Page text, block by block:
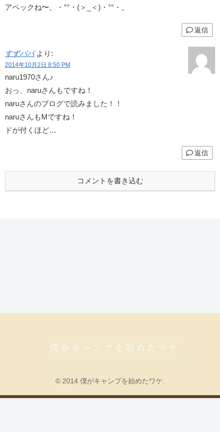
アベックね〜。・°°・(＞_＜)・°°・。
返信
すずパパ より:
2014年10月2日 8:50 PM
naru1970さん♪
おっ、naruさんもですね！
naruさんのブログで読みました！！
naruさんもMですね！
ドが付くほど…
返信
コメントを書き込む
© 2014 僕がキャンプを始めたワケ.